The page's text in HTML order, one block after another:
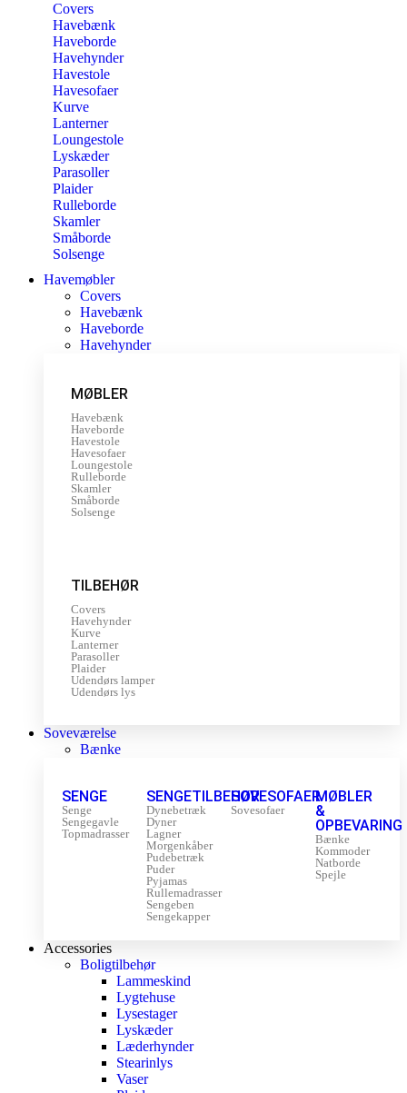
Covers
Havebænk
Haveborde
Havehynder
Havestole
Havesofaer
Kurve
Lanterner
Loungestole
Lyskæder
Parasoller
Plaider
Rulleborde
Skamler
Småborde
Solsenge
Havemøbler
Covers
Havebænk
Haveborde
Havehynder
MØBLER
Havebænk
Haveborde
Havestole
Havesofaer
Loungestole
Rulleborde
Skamler
Småborde
Solsenge
TILBEHØR
Covers
Havehynder
Kurve
Lanterner
Parasoller
Plaider
Udendørs lamper
Udendørs lys
Soveværelse
Bænke
SENGE
Senge
Sengegavle
Topmadrasser
SENGETILBEHØR
Dynebetræk
Dyner
Lagner
Morgenkåber
Pudebetræk
Puder
Pyjamas
Rullemadrasser
Sengeben
Sengekapper
SOVESOFAER
Sovesofaer
MØBLER
&
OPBEVARING
Bænke
Kommoder
Natborde
Spejle
Accessories
Boligtilbehør
Lammeskind
Lygtehuse
Lysestager
Lyskæder
Læderhynder
Stearinlys
Vaser